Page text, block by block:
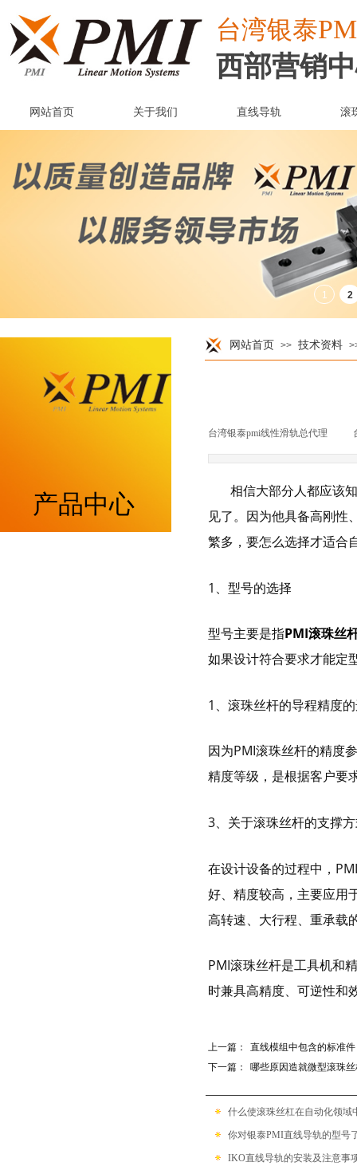
台湾银泰
西部营销
网站首页 关于我们 直线导轨 滚
网站首页 >> 技术资料
台湾银泰pmi线性滑轨总代理
相信大部分人都应该知
见了。因为他具备高刚性
繁多，要怎么选择才适合
1、型号的选择
型号主要是指PMI滚珠丝
如果设计符合要求才能定
1、滚珠丝杆的导程精度
因为PMI滚珠丝杆的精度
精度等级，是根据客户要
3、关于滚珠丝杆的支撑
在设计设备的过程中，
好、精度较高，主要应用
高转速、大行程、重承载
PMI滚珠丝杆是工具机和
时兼具高精度、可逆性和
上一篇：
直线模组中包含的标准件
下一篇：
哪些原因造就微型滚珠
产品中心
什么使滚珠丝杠在自动化领域
你对银泰PMI直线导轨的型号
IKO直线导轨的安装及注意事